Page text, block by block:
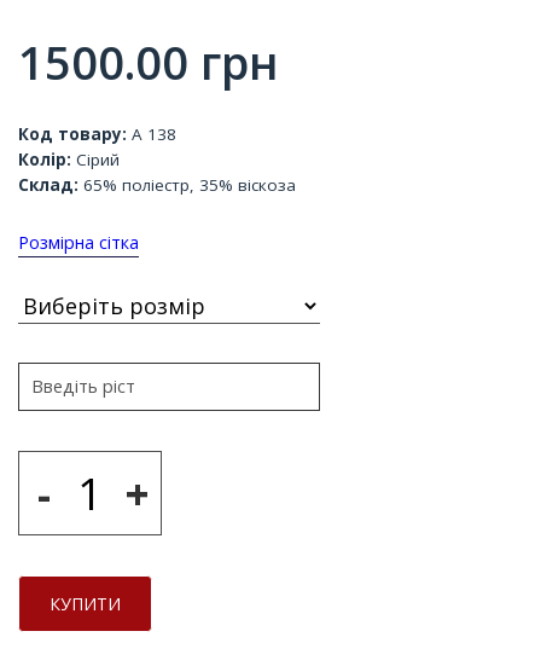
1500.00 грн
Код товару: А 138
Колір: Сірий
Склад: 65% поліестр, 35% віскоза
Розмірна сітка
- +
КУПИТИ